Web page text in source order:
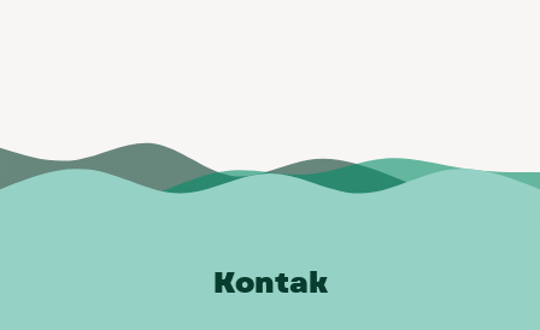
Kontak